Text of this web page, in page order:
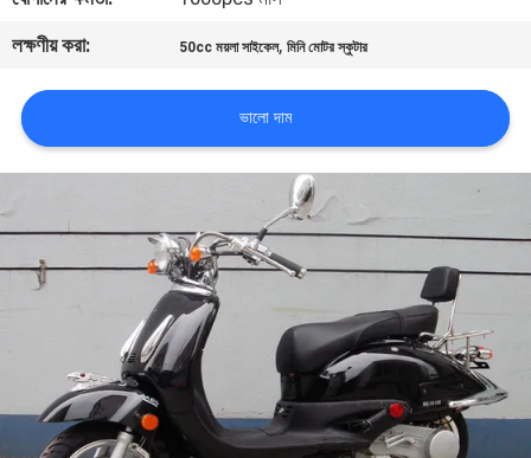
উদ্ধৃতির
জন্য
আবেদন
সাইট
ম্যাপ
গোপনীয়তা
লক্ষণীয় করা:
50cc ময়লা সাইকেল,মিনি মোটর স্কুটার
ভালো দাম